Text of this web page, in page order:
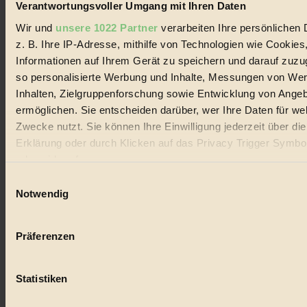
Verantwortungsvoller Umgang mit Ihren Daten
Wir und unsere 1022 Partner verarbeiten Ihre persönlichen
z. B. Ihre IP-Adresse, mithilfe von Technologien wie
Informationen auf Ihrem Gerät zu speichern und darauf
so personalisierte Werbung und Inhalte, Messungen von
Inhalten, Zielgruppenforschung sowie Entwicklung von
ermöglichen. Sie entscheiden darüber, wer Ihre Daten für
Zwecke nutzt. Sie können Ihre Einwilligung jederzeit über
Erklärung oder durch Klicken auf das Privacy Trigger
oder widerrufen
Wenn Sie es erlauben, würden wir auch gerne:
Ihr Gerät durch aktives Scannen nach bestimmten
Erfahren Sie mehr darüber, wie Ihre persönlichen Daten
Notwendig
Präferenzen
Statistiken
und Produkte, ein Leitfaden im schnell wachsenden Markt des
Handels mit Bioprodukten, des Fair-Trade sowie der Branche
alternativer Energien.
Social Media
22.601 Fans auf Facebook
3.415 Follower auf Twitter
Folge uns auf Instagram
Themen
Bio